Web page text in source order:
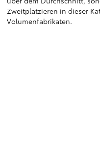
Zweitplatzieren in dieser
Volumenfabrikaten.